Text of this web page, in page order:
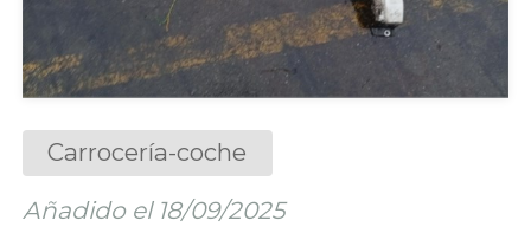
Carrocería-coche
Añadido el 18/09/2025